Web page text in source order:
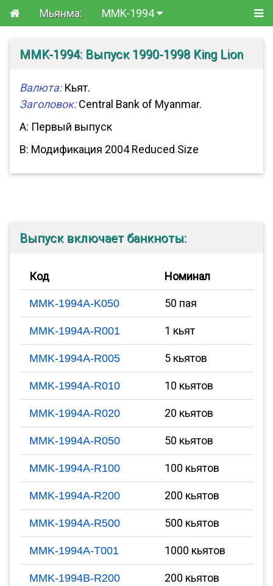
Мьянма: MMK-1994
MMK-1994: Выпуск 1990-1998 King Lion
Валюта:Кьят.
Заголовок:Central Bank of Myanmar.
A: Первый выпуск
B: Модификация 2004 Reduced Size
Выпуск включает банкноты:
Код Номинал
MMK-1994A-K050 50 пая
MMK-1994A-R001 1 кьят
MMK-1994A-R005 5 кьятов
MMK-1994A-R010 10 кьятов
MMK-1994A-R020 20 кьятов
MMK-1994A-R050 50 кьятов
MMK-1994A-R100 100 кьятов
MMK-1994A-R200 200 кьятов
MMK-1994A-R500 500 кьятов
MMK-1994A-T001 1000 кьятов
MMK-1994B-R200 200 кьятов